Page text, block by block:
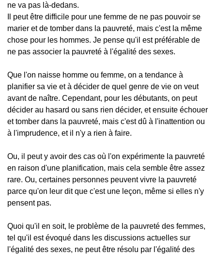
ne va pas là-dedans.
Il peut être difficile pour une femme de ne pas pouvoir se
marier et de tomber dans la pauvreté, mais c'est la même
chose pour les hommes. Je pense qu'il est préférable de
ne pas associer la pauvreté à l'égalité des sexes.
Que l'on naisse homme ou femme, on a tendance à
planifier sa vie et à décider de quel genre de vie on veut
avant de naître. Cependant, pour les débutants, on peut
décider au hasard ou sans rien décider, et ensuite échouer
et tomber dans la pauvreté, mais c'est dû à l'inattention ou
à l'imprudence, et il n'y a rien à faire.
Ou, il peut y avoir des cas où l'on expérimente la pauvreté
en raison d'une planification, mais cela semble être assez
rare. Ou, certaines personnes peuvent vivre la pauvreté
parce qu'on leur dit que c'est une leçon, même si elles n'y
pensent pas.
Quoi qu'il en soit, le problème de la pauvreté des femmes,
tel qu'il est évoqué dans les discussions actuelles sur
l'égalité des sexes, ne peut être résolu par l'égalité des